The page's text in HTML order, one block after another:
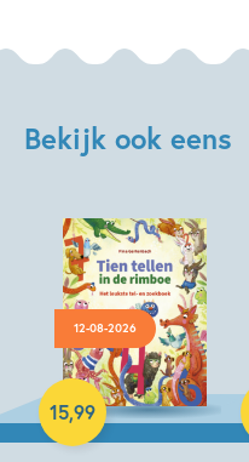
Bekijk ook eens
12-08-2026
15,99
Hardcover